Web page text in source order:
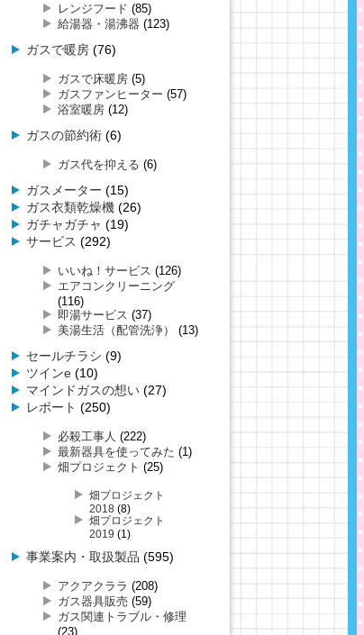
レンジフード (85)
給湯器・湯沸器 (123)
ガスで暖房(76)
ガスで床暖房(5)
ガスファンヒーター (57)
浴室暖房(12)
ガスの節約術(6)
ガス代を抑える (6)
ガスメーター (15)
ガス衣類乾燥機 (26)
ガチャガチャ (19)
サービス (292)
いいね！サービス (126)
エアコンクリーニング
(116)
即湯サービス (37)
美湯生活（配管洗浄）
(13)
セールチラシ (9)
ツインe(10)
マインドガスの想い(27)
レポート (250)
必殺工事人 (222)
最新器具を使ってみた (1)
畑プロジェクト (25)
畑プロジェクト
2018(8)
畑プロジェクト
2019 (1)
事業案内・取扱製品 (595)
アクアクララ (208)
ガス器具販売 (59)
ガス関連トラブル・修理
(23)